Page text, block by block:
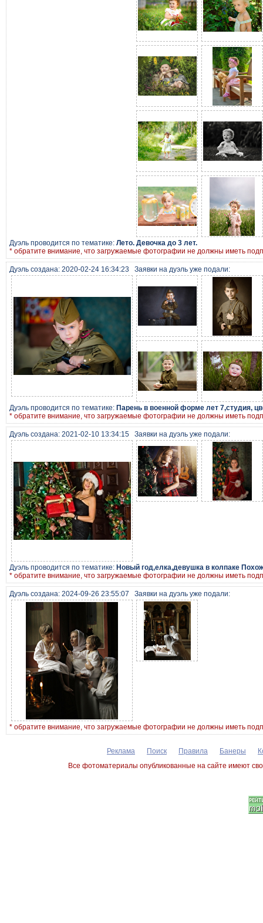
Дуэль проводится по тематике: Лето. Девочка до 3 лет.
* обратите внимание, что загружаемые фотографии не должны иметь
Дуэль создана: 2020-02-24 16:34:23 Заявки на дуэль уже подали:
Дуэль проводится по тематике: Парень в военной форме лет 7,студия,
* обратите внимание, что загружаемые фотографии не должны иметь
Дуэль создана: 2021-02-10 13:34:15 Заявки на дуэль уже подали:
Дуэль проводится по тематике: Новый год,елка,девушка в колпаке
* обратите внимание, что загружаемые фотографии не должны иметь
Дуэль создана: 2024-09-26 23:55:07 Заявки на дуэль уже подали:
* обратите внимание, что загружаемые фотографии не должны иметь
Реклама Поиск Правила Банеры
Все фотоматериалы опубликованные на сайте имеют